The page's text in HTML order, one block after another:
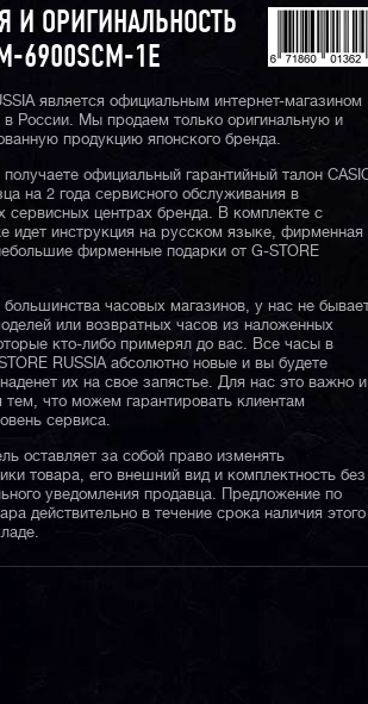
И ОРИГИНАЛЬНОСТЬ
6900SCM-1E
является официальным интернет-магазином
в России. Мы продаем только оригинальную и
продукцию японского бренда.
официальный гарантийный талон
на 2 года сервисного обслуживания в
сервисных центрах бренда. В комплекте с
идет инструкция на русском языке, фирменная
фирменные подарки от G-STORE
большинства часовых магазинов, у нас не
или возвратных часов из наложенных
кто-либо примерял до вас. Все часы в
RUSSIA абсолютно новые и вы будете
их на свое запястье. Для нас это важно и
что можем гарантировать клиентам
сервиса.
оставляет за собой право изменять
товара, его внешний вид и комплектность без
уведомления продавца. Предложение по
действительно в течение срока наличия этого